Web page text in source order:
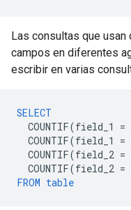
Las consultas que
campos en diferentes
escribir en varias
SELECT
COUNTIF(field_1 =
COUNTIF(field_1 =
COUNTIF(field_2 =
COUNTIF(field_2 =
FROM table